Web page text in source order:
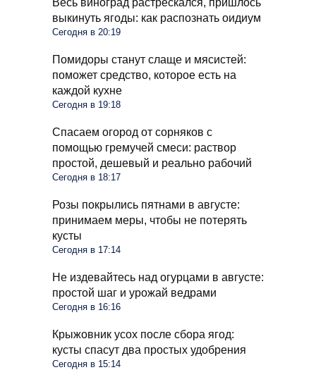
Весь виноград растрескался, пришлось
выкинуть ягоды: как распознать оидиум
Сегодня в 20:19
Помидоры станут слаще и мясистей:
поможет средство, которое есть на
каждой кухне
Сегодня в 19:18
Спасаем огород от сорняков с
помощью гремучей смеси: раствор
простой, дешевый и реально рабочий
Сегодня в 18:17
Розы покрылись пятнами в августе:
принимаем меры, чтобы не потерять
кусты
Сегодня в 17:14
Не издевайтесь над огурцами в августе:
простой шаг и урожай ведрами
Сегодня в 16:16
Крыжовник усох после сбора ягод:
кусты спасут два простых удобрения
Сегодня в 15:14